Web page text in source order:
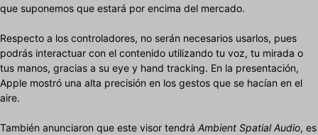
que suponemos que estará por encima del mercado.
Respecto a los controladores, no serán necesarios usarlos, pues
podrás interactuar con el contenido utilizando tu voz, tu mirada o
tus manos, gracias a su eye y hand tracking. En la presentación,
Apple mostró una alta precisión en los gestos que se hacían en el
aire.
También anunciaron que este visor tendrá Ambient Spatial Audio, es